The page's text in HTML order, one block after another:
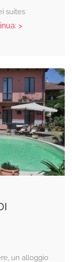
suites
>
un alloggio